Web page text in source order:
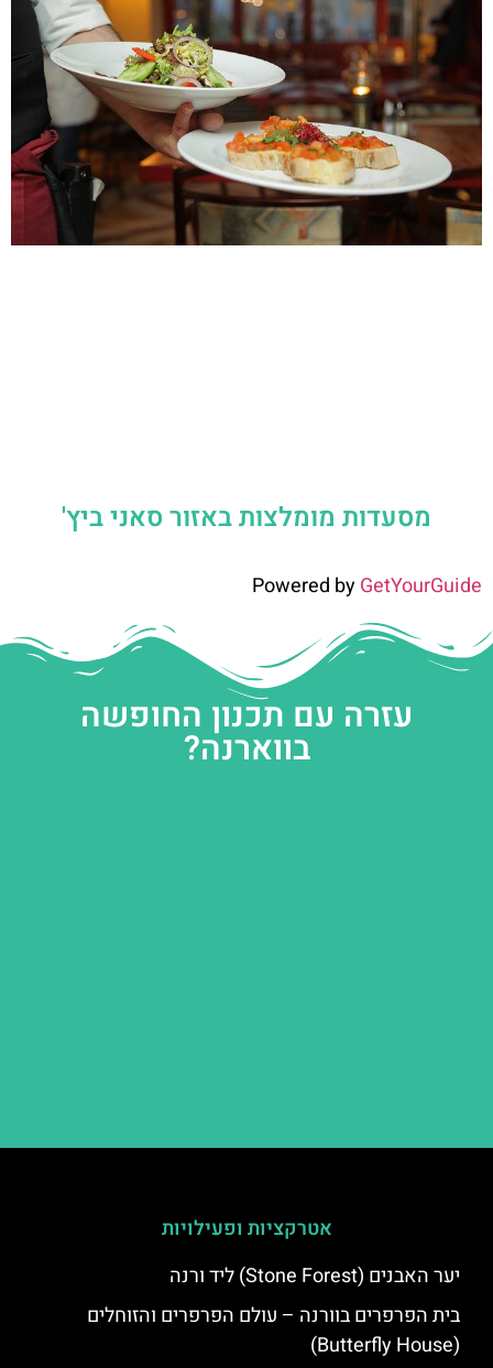
מסעדות מומלצות באזור סאני ביץ'
Powered byGetYourGuide
עזרה עם תכנון החופשה
בווארנה?
אטרקציות ופעילויות
יער האבנים (Stone Forest) ליד ורנה
בית הפרפרים בוורנה – עולם הפרפרים והזוחלים
(Butterfly House)